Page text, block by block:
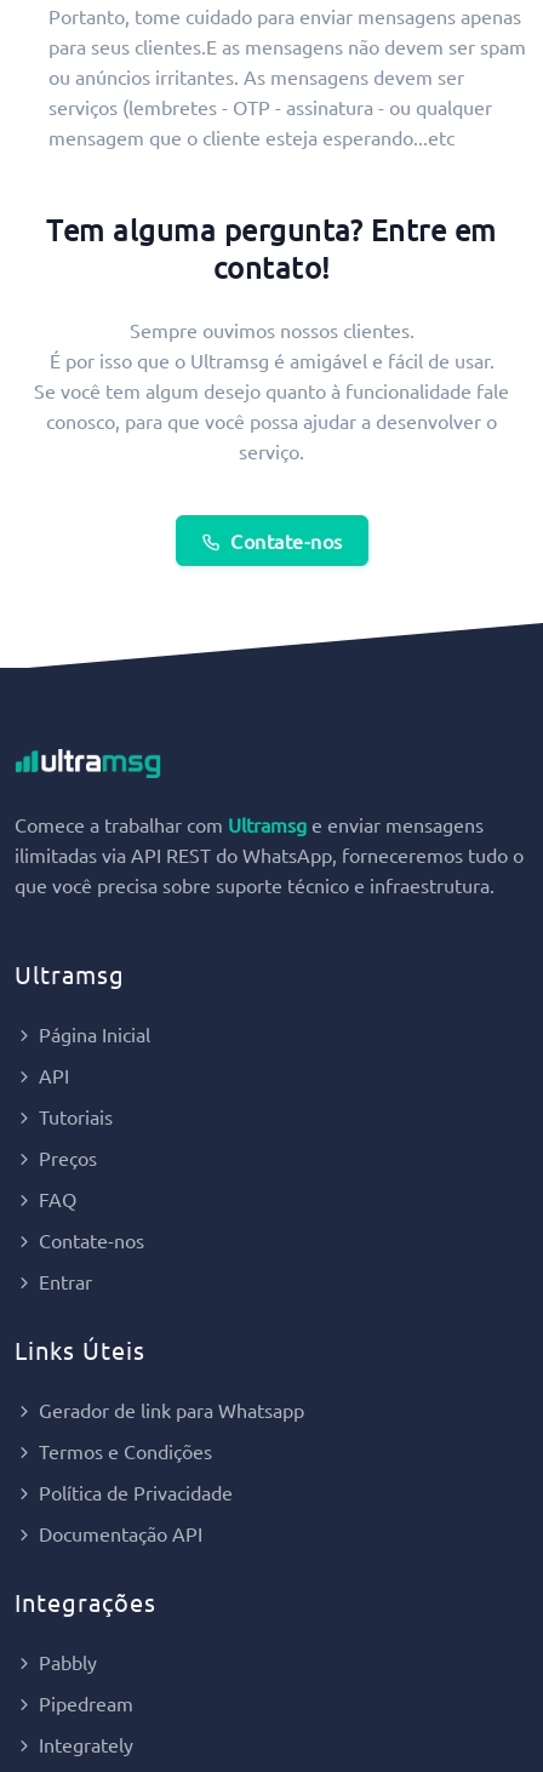
Portanto, tome cuidado para enviar mensagens apenas
para seus clientes.E as mensagens não devem ser spam
ou anúncios irritantes. As mensagens devem ser
serviços (lembretes - OTP - assinatura - ou qualquer
mensagem que o cliente esteja esperando...etc
Tem alguma pergunta? Entre em
contato!
Sempre ouvimos nossos clientes.
É por isso que o Ultramsg é amigável e fácil de usar.
Se você tem algum desejo quanto à funcionalidade fale
conosco, para que você possa ajudar a desenvolver o
serviço.
Contate-nos
Comece a trabalhar com Ultramsg e enviar mensagens
ilimitadas via API REST do WhatsApp, forneceremos tudo o
que você precisa sobre suporte técnico e infraestrutura.
Ultramsg
Página Inicial
API
Tutoriais
Preços
FAQ
Contate-nos
Entrar
Links Úteis
Gerador de link para Whatsapp
Termos e Condições
Política de Privacidade
Documentação API
Integrações
Pabbly
Pipedream
Integrately